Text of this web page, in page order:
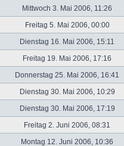
Mittwoch 3. Mai 2006, 11:26
Freitag 5. Mai 2006, 00:00
Dienstag 16. Mai 2006, 15:11
Freitag 19. Mai 2006, 17:16
Donnerstag 25. Mai 2006, 16:41
Dienstag 30. Mai 2006, 10:29
Dienstag 30. Mai 2006, 17:19
Freitag 2. Juni 2006, 08:31
Montag 12. Juni 2006, 10:36